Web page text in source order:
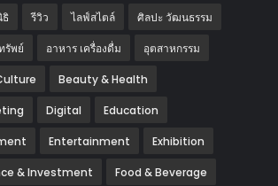
ธิ รีวิว ไลฟ์สไตล์ ศิลปะ วัฒนธรรม
รัพย์ อาหาร เครื่องดื่ม อุตสาหกรรม
Beauty & Health
Digital Education
Entertainment Exhibition
& Investment Food & Beverage